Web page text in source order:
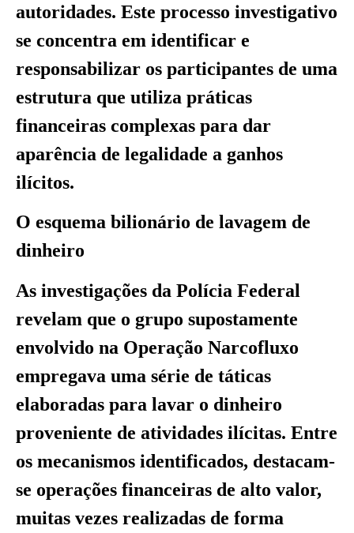
autoridades. Este processo investigativo
se concentra em identificar e
responsabilizar os participantes de uma
estrutura que utiliza práticas
financeiras complexas para dar
aparência de legalidade a ganhos
ilícitos.
O esquema bilionário de lavagem de
dinheiro
As investigações da Polícia Federal
revelam que o grupo supostamente
envolvido na Operação Narcofluxo
empregava uma série de táticas
elaboradas para lavar o dinheiro
proveniente de atividades ilícitas. Entre
os mecanismos identificados, destacam-
se operações financeiras de alto valor,
muitas vezes realizadas de forma